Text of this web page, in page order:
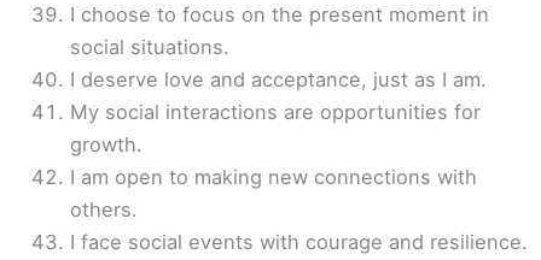
I choose to focus on the present moment in
social situations.
I deserve love and acceptance, just as I am.
My social interactions are opportunities for
growth.
I am open to making new connections with
others.
I face social events with courage and resilience.